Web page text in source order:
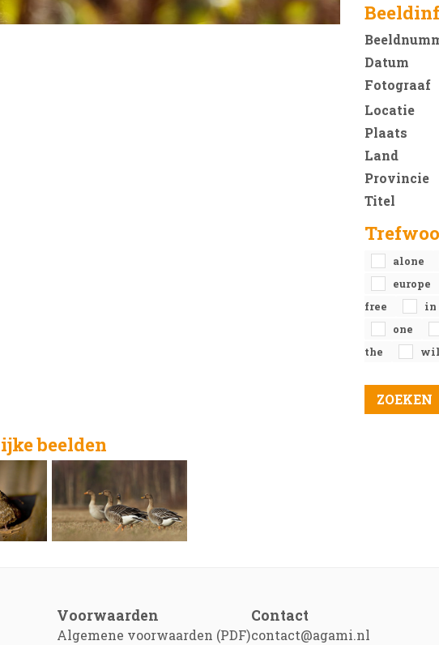
Datum
Fotograaf
Locatie
Plaats
Land
Provincie
Titel
alone
europe
free
in
one
the
beelden
Voorwaarden
Algemene voorwaarden (PDF)
Contact
contact@agami.nl